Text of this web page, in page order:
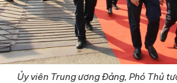
Ủy viên Trung ương Đảng, Phó Thủ